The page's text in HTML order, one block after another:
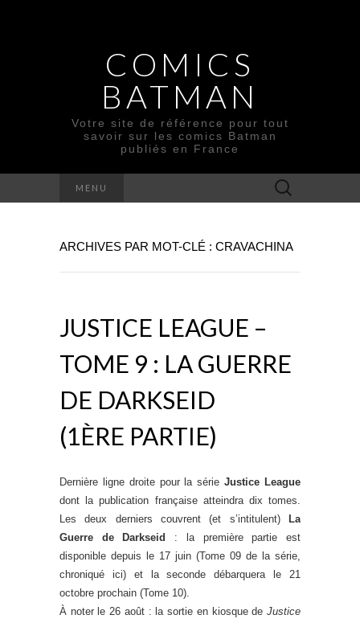
COMICS
BATMAN
Votre site de référence pour tout
savoir sur les comics Batman
publiés en France
MENU Rechercher :
ARCHIVES PAR MOT-CLÉ : CRAVACHINA
JUSTICE LEAGUE –
TOME 9 : LA GUERRE
DE DARKSEID
(1ÈRE PARTIE)
Dernière ligne droite pour la sérieJustice League
dont la publication française atteindra dix tomes.
Les deux derniers couvrent (et s’intitulent)
La
Guerre de Darkseid : la première partie est
disponible depuis le 17 juin (Tome 09 de la série,
chroniqué ici) et la seconde débarquera le 21
octobre prochain (Tome 10).
À noter le 26 août : la sortie en kiosque de Justice